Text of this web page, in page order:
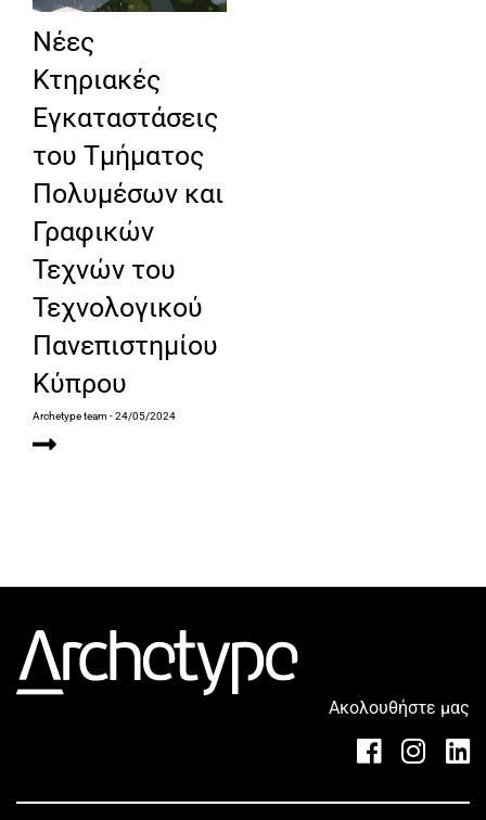
Νέες
Κτηριακές
Εγκαταστάσεις
του Τμήματος
Πολυμέσων και
Γραφικών
Τεχνών του
Τεχνολογικού
Πανεπιστημίου
Κύπρου
Archetype team- 24/05/2024
Ακολουθήστε μας